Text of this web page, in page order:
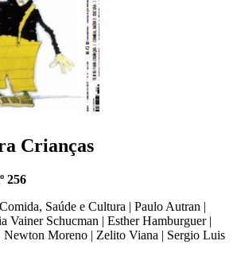
Crianças
256
Saúde e Cultura | Paulo Autran |
Vainer Schucman | Esther Hamburguer |
Newton Moreno | Zelito Viana | Sergio Luis